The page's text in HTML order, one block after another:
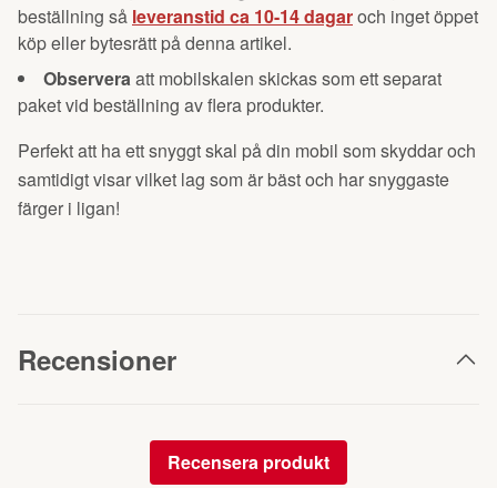
beställning så leveranstid ca 10-14 dagaroch inget öppet
köp eller bytesrätt på denna artikel.
Observeraatt mobilskalen skickas som ett separat
paket vid beställning av flera produkter.
Perfekt att ha ett snyggt skal på din mobil som skyddar och
samtidigt visar vilket lag som är bäst och har snyggaste
färger i ligan!
Recensioner
Recensera produkt